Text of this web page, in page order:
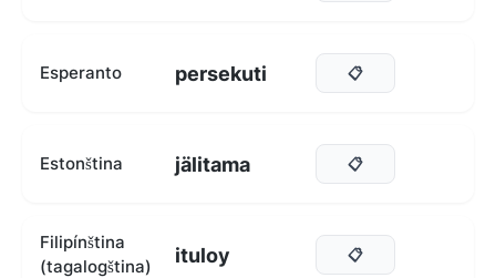
Esperanto persekuti 📋
Estonština jälitama 📋
Filipínština
(tagalogština)
ituloy 📋